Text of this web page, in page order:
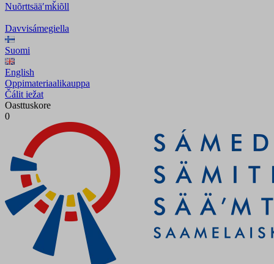
Nuõrttsääʹmǩiõll
Davvisámegiella
Suomi
English
Oppimateriaalikauppa
Čálit iežat
Oasttuskore
0